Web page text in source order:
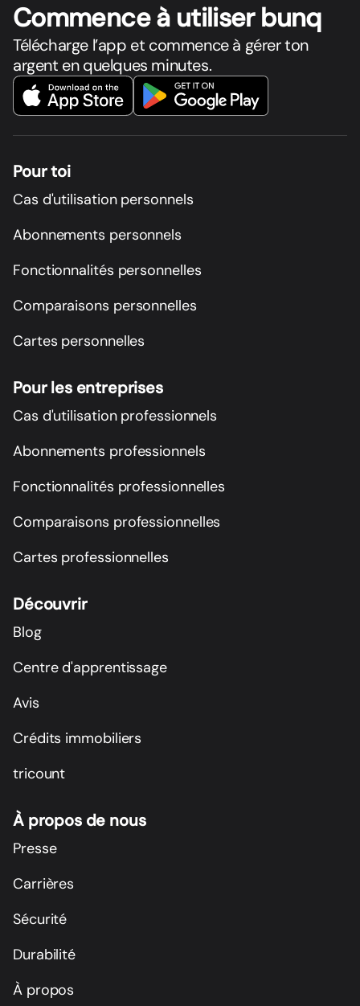
Commence à utiliser bunq
Télécharge l’app et commence à gérer ton
argent en quelques minutes.
Pour toi
Cas d'utilisation personnels
Abonnements personnels
Fonctionnalités personnelles
Comparaisons personnelles
Cartes personnelles
Pour les entreprises
Cas d'utilisation professionnels
Abonnements professionnels
Fonctionnalités professionnelles
Comparaisons professionnelles
Cartes professionnelles
Découvrir
Blog
Centre d'apprentissage
Avis
Crédits immobiliers
tricount
À propos de nous
Presse
Carrières
Sécurité
Durabilité
À propos